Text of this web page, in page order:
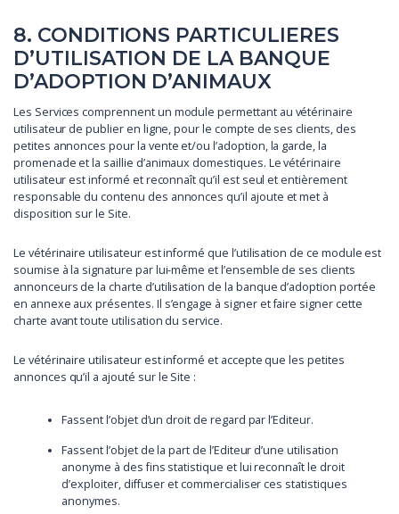
8. CONDITIONS PARTICULIERES
D’UTILISATION DE LA BANQUE
D’ADOPTION D’ANIMAUX
Les Services comprennent un module permettant au vétérinaire
utilisateur de publier en ligne, pour le compte de ses clients, des
petites annonces pour la vente et/ou l’adoption, la garde, la
promenade et la saillie d’animaux domestiques. Le vétérinaire
utilisateur est informé et reconnaît qu’il est seul et entièrement
responsable du contenu des annonces qu’il ajoute et met à
disposition sur le Site.
Le vétérinaire utilisateur est informé que l’utilisation de ce module est
soumise à la signature par lui-même et l’ensemble de ses clients
annonceurs de la charte d’utilisation de la banque d’adoption portée
en annexe aux présentes. Il s’engage à signer et faire signer cette
charte avant toute utilisation du service.
Le vétérinaire utilisateur est informé et accepte que les petites
annonces qu’il a ajouté sur le Site :
Fassent l’objet d’un droit de regard par l’Editeur.
Fassent l’objet de la part de l’Editeur d’une utilisation
anonyme à des fins statistique et lui reconnaît le droit
d’exploiter, diffuser et commercialiser ces statistiques
anonymes.